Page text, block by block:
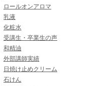
ロールオンアロマ
乳液
化粧水
受講生・卒業生の声
和精油
外部講師実績
日焼け止めクリーム
石けん